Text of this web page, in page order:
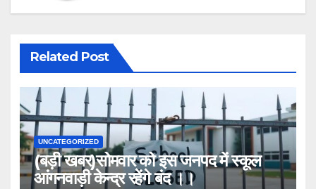
Related Post
UNCATEGORIZED
(बड़ी खबर)सोमवार को इस जनपद में स्कूल
आंगनवाड़ी केन्द्र रहेंगे बंद ।।